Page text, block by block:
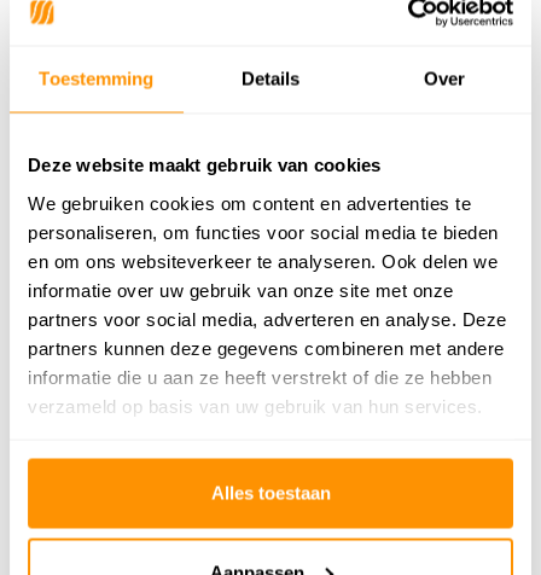
Toestemming Details Over
Deze website maakt gebruik van cookies
We gebruiken cookies om content en advertenties te
personaliseren, om functies voor social media te bieden
en om ons websiteverkeer te analyseren. Ook delen we
informatie over uw gebruik van onze site met onze
partners voor social media, adverteren en analyse. Deze
partners kunnen deze gegevens combineren met andere
informatie die u aan ze heeft verstrekt of die ze hebben
verzameld op basis van uw gebruik van hun services.
Alles toestaan
119,95
SKU
Reviews
0/5 Gemiddelde uit 0 beoordelingen